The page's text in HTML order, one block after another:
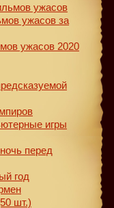
ужасов
ужасов за
ужасов 2020
игры
перед
год
шт.)